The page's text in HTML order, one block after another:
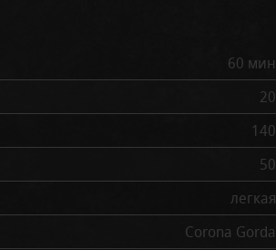
60 мин
20
140
50
легкая
Corona Gorda